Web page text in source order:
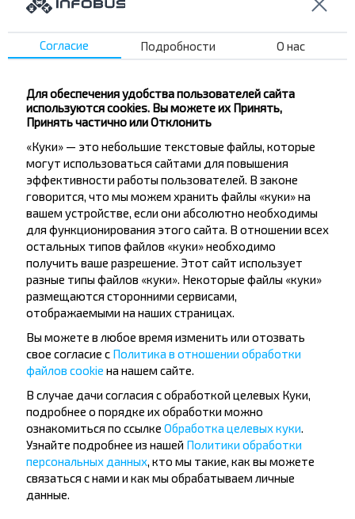
Хотите
путешествовать
дешевле?
Не пропусти специальные акции, скидки и
Подпишись на получение новостей и
путешествуй с нами дешевле!
Подписаться
Популярные автобусные
направления
Орша - Могилёв
Минск - Несвиж
Минск - Могилёв
Минск - Пинск
Минск - Брест
Минск - Барановичи
Гомель - Минск
Брест - Тересполь
Брест - Беловежская Пуща
Согласие Подробности О нас
Для обеспечения удобства пользователей сайта
используются cookies. Вы можете их Принять,
Принять частично или Отклонить
«Куки» — это небольшие текстовые файлы, которые
могут использоваться сайтами для повышения
эффективности работы пользователей. В законе
говорится, что мы можем хранить файлы «куки» на
вашем устройстве, если они абсолютно необходимы
для функционирования этого сайта. В отношении всех
остальных типов файлов «куки» необходимо
получить ваше разрешение. Этот сайт использует
разные типы файлов «куки». Некоторые файлы «куки»
размещаются сторонними сервисами,
отображаемыми на наших страницах.
Вы можете в любое время изменить или отозвать
свое согласие с Политика в отношении обработки
файлов cookie на нашем сайте.
В случае дачи согласия с обработкой целевых Куки,
подробнее о порядке их обработки можно
ознакомиться по ссылке Обработка целевых куки
Узнайте подробнее из нашей Политики обработки
персональных данных , кто мы такие, как вы можете
связаться с нами и как мы обрабатываем личные
данные.